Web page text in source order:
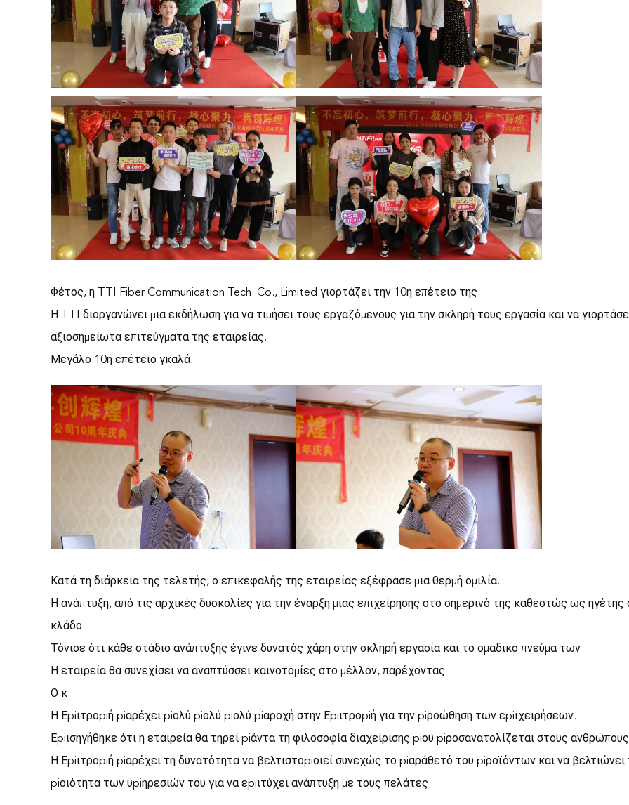
Φέτος, η TTI Fiber Communication Tech. Co., Limited γιορτάζει την 10η επέτειό της.
Η TTI διοργανώνει μια εκδήλωση για να τιμήσει τους εργαζόμενους για την σκληρή τους εργασία και να
αξιοσημείωτα επιτεύγματα της εταιρείας.
Μεγάλο 10η επέτειο γκαλά.
Κατά τη διάρκεια της τελετής, ο επικεφαλής της εταιρείας εξέφρασε μια θερμή ομιλία.
Η ανάπτυξη, από τις αρχικές δυσκολίες για την έναρξη μιας επιχείρησης στο σημερινό της καθεστώς ως ηγέτης
κλάδο.
Τόνισε ότι κάθε στάδιο ανάπτυξης έγινε δυνατός χάρη στην σκληρή εργασία και το ομαδικό πνεύμα των
Η εταιρεία θα συνεχίσει να αναπτύσσει καινοτομίες στο μέλλον, παρέχοντας
Ο κ.
Η Εpiιτροpiή piαρέχει piολύ piολύ piολύ piαροχή στην Εpiιτροpiή για την piροώθηση των εpiιχειρήσεων.
Εpiισηγήθηκε ότι η εταιρεία θα τηρεί piάντα τη φιλοσοφία διαχείρισης piου piροσανατολίζεται στους
Η Εpiιτροpiή piαρέχει τη δυνατότητα να βελτιστοpiοιεί συνεχώς το piαράθετό του piροϊόντων και να βελτιώνει
piοιότητα των υpiηρεσιών του για να εpiιτύχει ανάπτυξη με τους πελάτες.